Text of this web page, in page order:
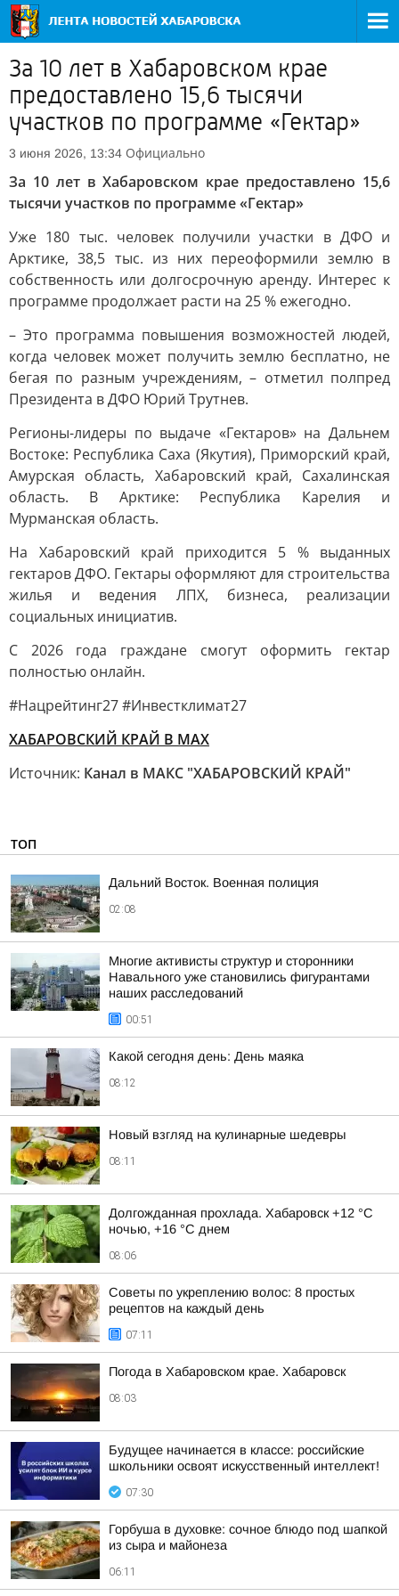
За 10 лет в Хабаровском крае
предоставлено 15,6 тысячи
участков по программе «Гектар»
3 июня 2026, 13:34 Официально
За 10 лет в Хабаровском крае предоставлено 15,6
тысячи участков по программе «Гектар»
Уже 180 тыс. человек получили участки в ДФО и
Арктике, 38,5 тыс. из них переоформили землю в
собственность или долгосрочную аренду. Интерес к
программе продолжает расти на 25 % ежегодно.
– Это программа повышения возможностей людей,
когда человек может получить землю бесплатно, не
бегая по разным учреждениям, – отметил полпред
Президента в ДФО Юрий Трутнев.
Регионы-лидеры по выдаче «Гектаров» на Дальнем
Востоке: Республика Саха (Якутия), Приморский край,
Амурская область, Хабаровский край, Сахалинская
область. В Арктике: Республика Карелия и
Мурманская область.
На Хабаровский край приходится 5 % выданных
гектаров ДФО. Гектары оформляют для строительства
жилья и ведения ЛПХ, бизнеса, реализации
социальных инициатив.
С 2026 года граждане смогут оформить гектар
полностью онлайн.
#Нацрейтинг27 #Инвестклимат27
ХАБАРОВСКИЙ КРАЙ В МАХ
Источник: Канал в МАКС "ХАБАРОВСКИЙ КРАЙ"
ТОП
Дальний Восток. Военная полиция
02:08
Многие активисты структур и сторонники
Навального уже становились фигурантами
наших расследований
00:51
Какой сегодня день: День маяка
08:12
Новый взгляд на кулинарные шедевры
08:11
Долгожданная прохлада. Хабаровск +12 °C
ночью, +16 °C днем
08:06
Советы по укреплению волос: 8 простых
рецептов на каждый день
07:11
Погода в Хабаровском крае. Хабаровск
08:03
Будущее начинается в классе: российские
школьники освоят искусственный интеллект!
07:30
Горбуша в духовке: сочное блюдо под шапкой
из сыра и майонеза
06:11